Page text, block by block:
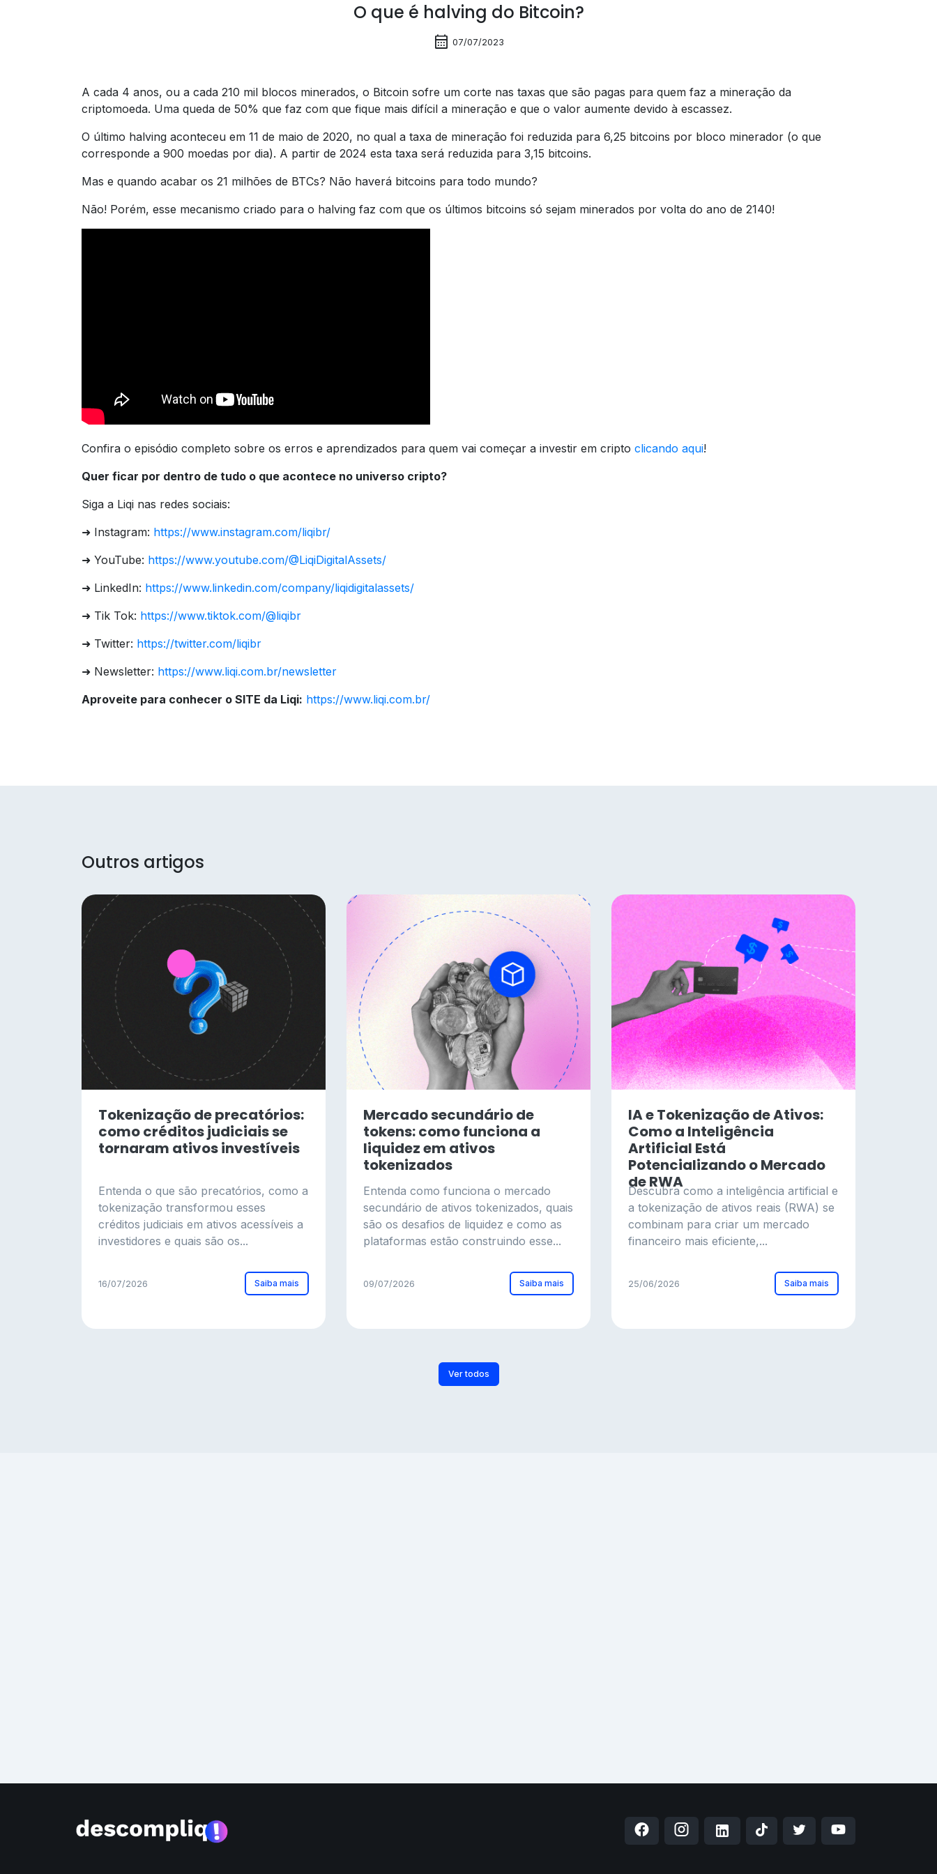
O que é halving do Bitcoin?
calendar_month 07/07/2023
A cada 4 anos, ou a cada 210 mil blocos minerados, o Bitcoin sofre um corte nas taxas que são pagas para quem faz a mineração da
criptomoeda. Uma queda de 50% que faz com que fique mais difícil a mineração e que o valor aumente devido à escassez.
O último halving aconteceu em 11 de maio de 2020, no qual a taxa de mineração foi reduzida para 6,25 bitcoins por bloco minerador (o que
corresponde a 900 moedas por dia). A partir de 2024 esta taxa será reduzida para 3,15 bitcoins.
Mas e quando acabar os 21 milhões de BTCs? Não haverá bitcoins para todo mundo?
Não! Porém, esse mecanismo criado para o halving faz com que os últimos bitcoins só sejam minerados por volta do ano de 2140!
Confira o episódio completo sobre os erros e aprendizados para quem vai começar a investir em cripto clicando aqui!
Quer ficar por dentro de tudo o que acontece no universo cripto?
Siga a Liqi nas redes sociais:
➜ Instagram: https://www.instagram.com/liqibr/
➜ YouTube: https://www.youtube.com/@LiqiDigitalAssets/
➜ LinkedIn: https://www.linkedin.com/company/liqidigitalassets/
➜ Tik Tok: https://www.tiktok.com/@liqibr
➜ Twitter: https://twitter.com/liqibr
➜ Newsletter: https://www.liqi.com.br/newsletter
Aproveite para conhecer o SITE da Liqi: https://www.liqi.com.br/
Outros artigos
Tokenização de precatórios:
como créditos judiciais se
tornaram ativos investíveis
Entenda o que são precatórios, como a
tokenização transformou esses
créditos judiciais em ativos acessíveis a
investidores e quais são os...
16/07/2026 Saiba mais
Mercado secundário de
tokens: como funciona a
liquidez em ativos
tokenizados
Entenda como funciona o mercado
secundário de ativos tokenizados, quais
são os desafios de liquidez e como as
plataformas estão construindo esse...
09/07/2026 Saiba mais
IA e Tokenização de Ativos:
Como a Inteligência
Artificial Está
Potencializando o Mercado
de RWA
Descubra como a inteligência artificial e
a tokenização de ativos reais (RWA) se
combinam para criar um mercado
financeiro mais eficiente,...
25/06/2026 Saiba mais
Ver todos